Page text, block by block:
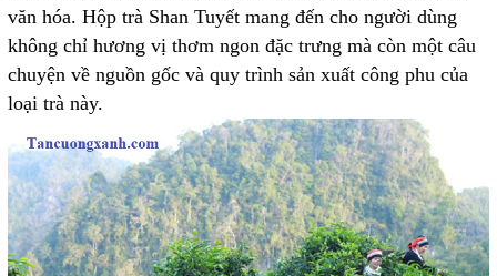
văn hóa. Hộp trà Shan Tuyết mang đến cho người dùng
không chỉ hương vị thơm ngon đặc trưng mà còn một câu
chuyện về nguồn gốc và quy trình sản xuất công phu của
loại trà này.